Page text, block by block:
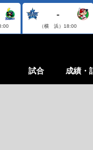
-
（横 浜） 18:00
試合 成績・